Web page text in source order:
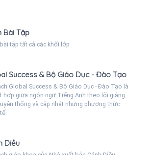
Bài Tập
tập tất cả các khối lớp
Success & Bộ Giáo Dục - Đào Tạo
Global Success & Bộ Giáo Dục - Đào Tạo là
hợp giữa ngôn ngữ Tiếng Anh theo lối giảng
thống và cập nhật những phương thức
Diều